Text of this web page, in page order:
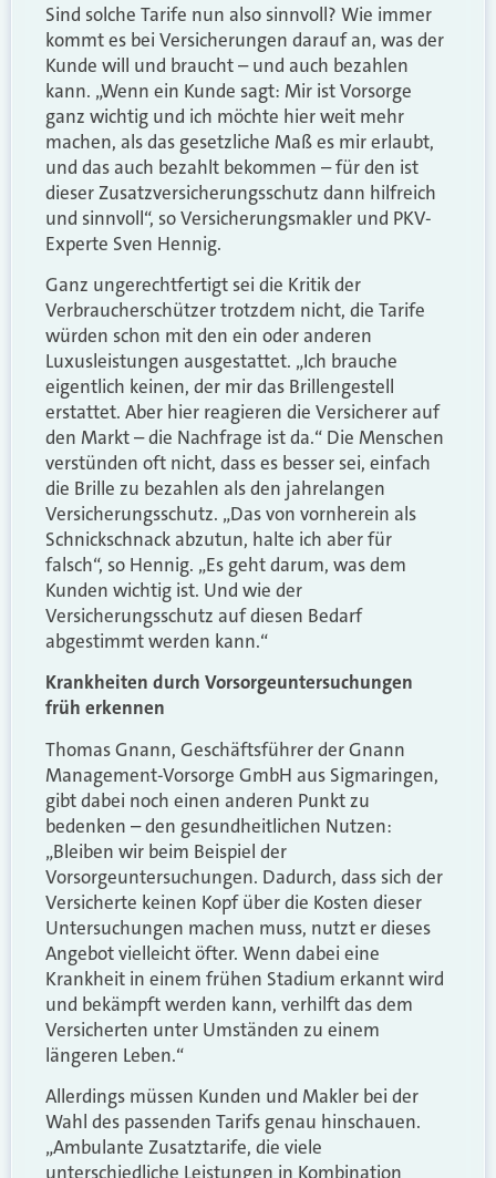
Sind solche Tarife nun also sinnvoll? Wie immer
kommt es bei Versicherungen darauf an, was der
Kunde will und braucht – und auch bezahlen
kann. „Wenn ein Kunde sagt: Mir ist Vorsorge
ganz wichtig und ich möchte hier weit mehr
machen, als das gesetzliche Maß es mir erlaubt,
und das auch bezahlt bekommen – für den ist
dieser Zusatzversicherungsschutz dann hilfreich
und sinnvoll“, so Versicherungsmakler und PKV-
Experte Sven Hennig.
Ganz ungerechtfertigt sei die Kritik der
Verbraucherschützer trotzdem nicht, die Tarife
würden schon mit den ein oder anderen
Luxusleistungen ausgestattet. „Ich brauche
eigentlich keinen, der mir das Brillengestell
erstattet. Aber hier reagieren die Versicherer auf
den Markt – die Nachfrage ist da.“ Die Menschen
verstünden oft nicht, dass es besser sei, einfach
die Brille zu bezahlen als den jahrelangen
Versicherungsschutz. „Das von vornherein als
Schnickschnack abzutun, halte ich aber für
falsch“, so Hennig. „Es geht darum, was dem
Kunden wichtig ist. Und wie der
Versicherungsschutz auf diesen Bedarf
abgestimmt werden kann.“
Krankheiten durch Vorsorgeuntersuchungen
früh erkennen
Thomas Gnann, Geschäftsführer der Gnann
Management-Vorsorge GmbH aus Sigmaringen,
gibt dabei noch einen anderen Punkt zu
bedenken – den gesundheitlichen Nutzen:
„Bleiben wir beim Beispiel der
Vorsorgeuntersuchungen. Dadurch, dass sich der
Versicherte keinen Kopf über die Kosten dieser
Untersuchungen machen muss, nutzt er dieses
Angebot vielleicht öfter. Wenn dabei eine
Krankheit in einem frühen Stadium erkannt wird
und bekämpft werden kann, verhilft das dem
Versicherten unter Umständen zu einem
längeren Leben.“
Allerdings müssen Kunden und Makler bei der
Wahl des passenden Tarifs genau hinschauen.
„Ambulante Zusatztarife, die viele
unterschiedliche Leistungen in Kombination